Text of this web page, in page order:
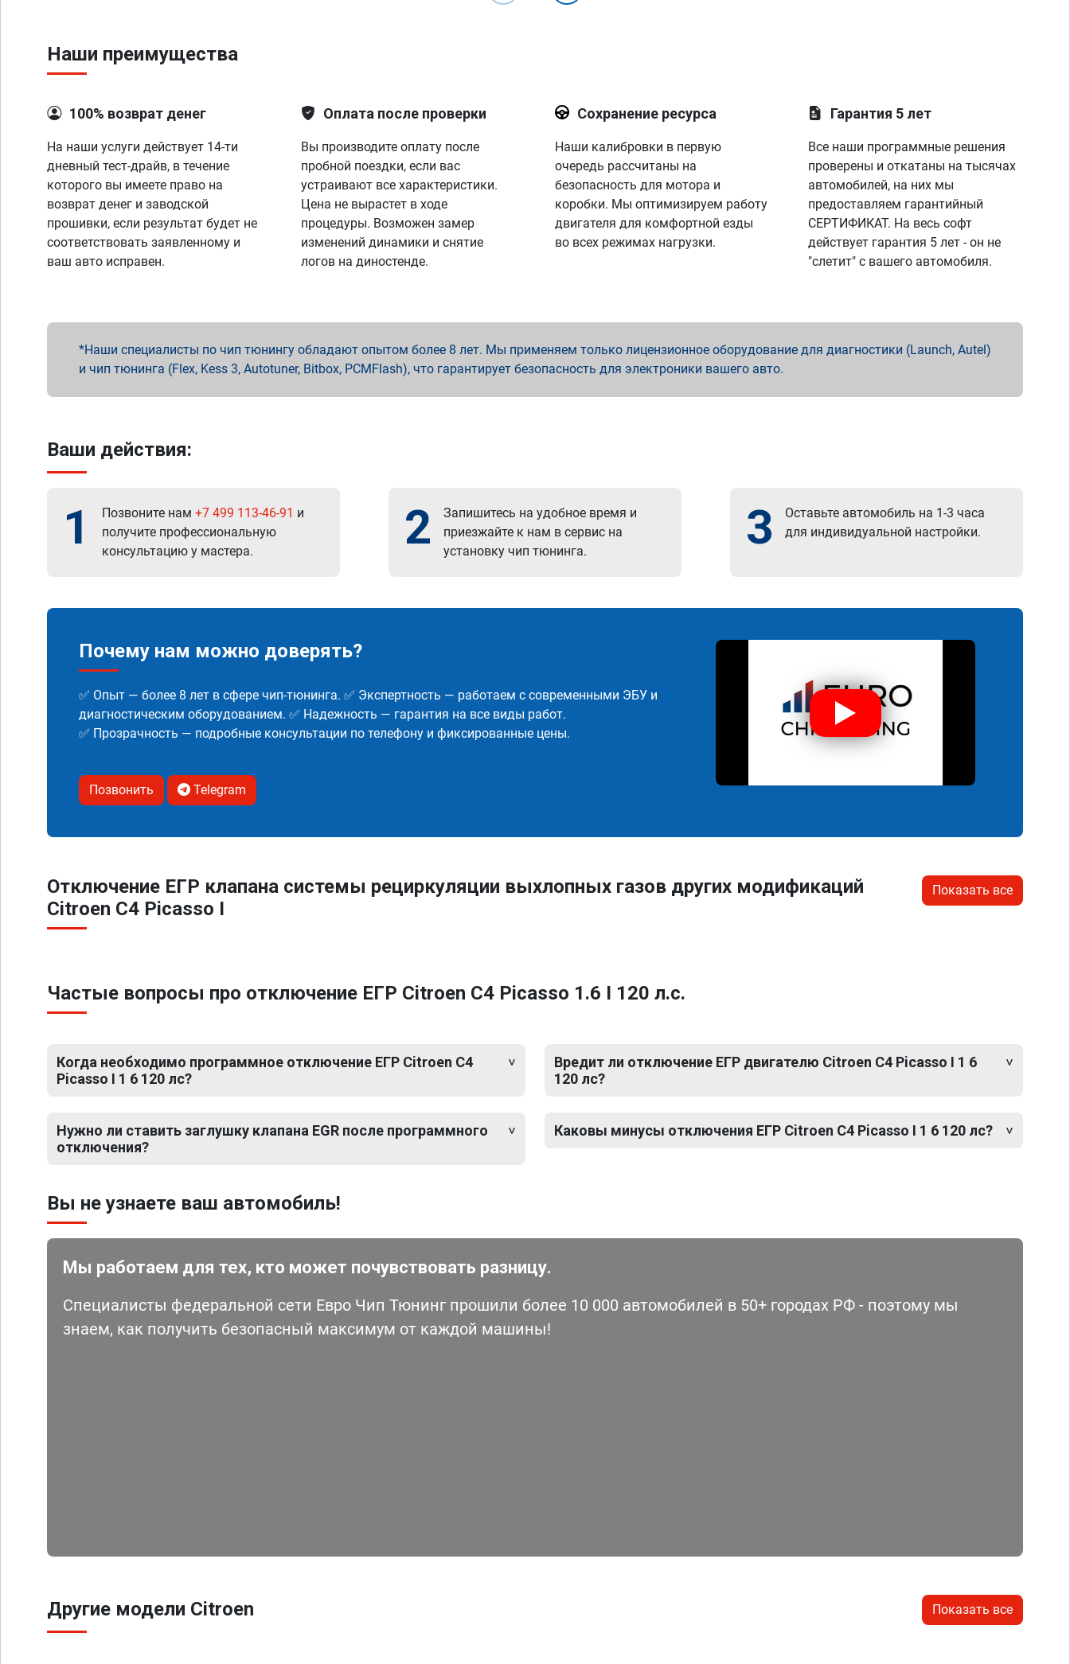
Наши преимущества
100% возврат денег
На наши услуги действует 14-ти
дневный тест-драйв, в течение
которого вы имеете право на
возврат денег и заводской
прошивки, если результат будет не
соответствовать заявленному и
ваш авто исправен.
Оплата после проверки
Вы производите оплату после
пробной поездки, если вас
устраивают все характеристики.
Цена не вырастет в ходе
процедуры. Возможен замер
изменений динамики и снятие
логов на диностенде.
Сохранение ресурса
Наши калибровки в первую
очередь рассчитаны на
безопасность для мотора и
коробки. Мы оптимизируем работу
двигателя для комфортной езды
во всех режимах нагрузки.
Гарантия 5 лет
Все наши программные решения
проверены и откатаны на тысячах
автомобилей, на них мы
предоставляем гарантийный
СЕРТИФИКАТ. На весь софт
действует гарантия 5 лет - он не
"слетит" с вашего автомобиля.
Наши специалисты по чип тюнингу обладают опытом более 8 лет. Мы применяем только лицензионное оборудование для диагностики (Launch, Autel)
и чип тюнинга (Flex, Kess 3, Autotuner, Bitbox, PCMFlash), что гарантирует безопасность для электроники вашего авто.
Ваши действия:
1 Позвоните нам +7 499 113-46-91 и
получите профессиональную
консультацию у мастера.
2
Запишитесь на удобное время и
приезжайте к нам в сервис на
установку чип тюнинга.
3
Оставьте автомобиль на 1-3 часа
для индивидуальной настройки.
Почему нам можно доверять?
✅ Опыт — более 8 лет в сфере чип-тюнинга. ✅ Экспертность — работаем с современными ЭБУ и
диагностическим оборудованием. ✅ Надежность — гарантия на все виды работ.
✅ Прозрачность — подробные консультации по телефону и фиксированные цены.
Позвонить Telegram
Отключение ЕГР клапана системы рециркуляции выхлопных газов других модификаций
Citroen C4 Picasso I
Показать все
Частые вопросы про отключение ЕГР Citroen C4 Picasso 1.6 I 120 л.с.
Когда необходимо программное отключение ЕГР Citroen C4
Picasso I 1 6 120 лс?
Нужно ли ставить заглушку клапана EGR после программного
отключения?
Вредит ли отключение ЕГР двигателю Citroen C4 Picasso I 1 6
120 лс?
Каковы минусы отключения ЕГР Citroen C4 Picasso I 1 6 120 лс?
Вы не узнаете ваш автомобиль!
Мы работаем для тех, кто может почувствовать разницу.
Специалисты федеральной сети Евро Чип Тюнинг прошили более 10 000 автомобилей в 50+ городах РФ - поэтому мы
знаем, как получить безопасный максимум от каждой машины!
Другие модели Citroen Показать все